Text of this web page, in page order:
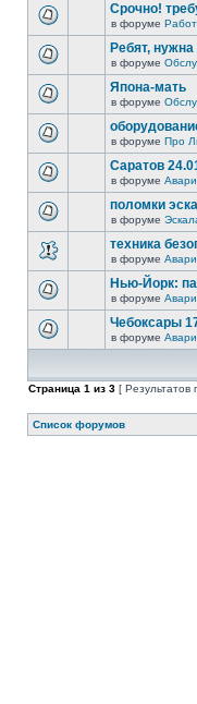
Срочно!
в форуме
Ребят,
в форуме
Япона-мать
в форуме
в форуме Про
Саратов
в форуме
поломки
в форуме
техника
в форуме
Нью-Йорк:
в форуме
Чебоксары
в форуме
Страница 1 из 3 [ Результатов
Список форумов